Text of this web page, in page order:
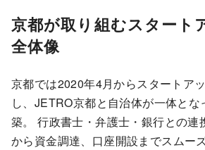
京都が取り組むスタート
全体像
京都では2020年4月からスタートア
し、JETRO京都と自治体が一体と
築。 行政書士・弁護士・銀行との連
から資金調達、口座開設までスムー